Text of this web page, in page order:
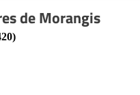
de Morangis